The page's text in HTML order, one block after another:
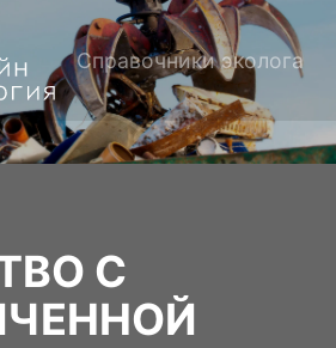
Справочники эколога
С